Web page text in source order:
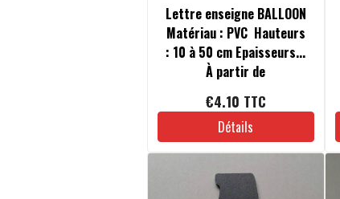
Lettre enseigne BALLOON
Matériau : PVC Hauteurs
: 10 à 50 cm Epaisseurs...
À partir de
€4.10 TTC
Détails